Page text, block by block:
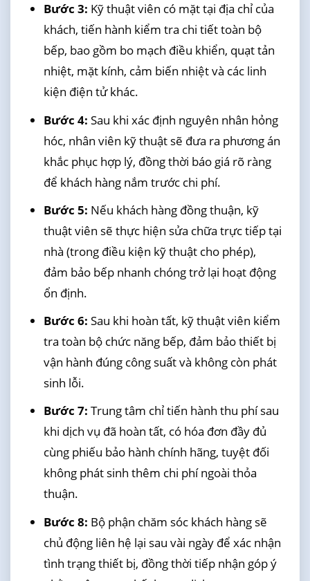
Bước 3: Kỹ thuật viên có mặt tại địa chỉ của
khách, tiến hành kiểm tra chi tiết toàn bộ
bếp, bao gồm bo mạch điều khiển, quạt tản
nhiệt, mặt kính, cảm biến nhiệt và các linh
kiện điện tử khác.
Bước 4: Sau khi xác định nguyên nhân hỏng
hóc, nhân viên kỹ thuật sẽ đưa ra phương án
khắc phục hợp lý, đồng thời báo giá rõ ràng
để khách hàng nắm trước chi phí.
Bước 5: Nếu khách hàng đồng thuận, kỹ
thuật viên sẽ thực hiện sửa chữa trực tiếp tại
nhà (trong điều kiện kỹ thuật cho phép),
đảm bảo bếp nhanh chóng trở lại hoạt động
ổn định.
Bước 6: Sau khi hoàn tất, kỹ thuật viên kiểm
tra toàn bộ chức năng bếp, đảm bảo thiết bị
vận hành đúng công suất và không còn phát
sinh lỗi.
Bước 7: Trung tâm chỉ tiến hành thu phí sau
khi dịch vụ đã hoàn tất, có hóa đơn đầy đủ
cùng phiếu bảo hành chính hãng, tuyệt đối
không phát sinh thêm chi phí ngoài thỏa
thuận.
Bước 8: Bộ phận chăm sóc khách hàng sẽ
chủ động liên hệ lại sau vài ngày để xác nhận
tình trạng thiết bị, đồng thời tiếp nhận góp ý